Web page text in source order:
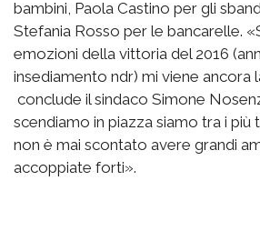
bambini, Paola Castino per gli
Stefania Rosso per le bancarelle.
emozioni della vittoria del 2016
insediamento ndr) mi viene ancora
conclude il sindaco Simone
scendiamo in piazza siamo tra i più
non è mai scontato avere grandi
accoppiate forti».